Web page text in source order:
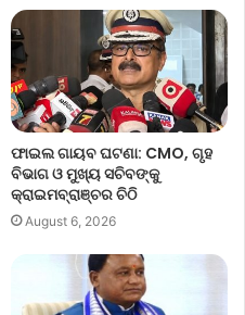
ଫାଇଲ ଗାୟବ ଘଟଣା: CMO, ଗୃହ
ବିଭାଗ ଓ ମୁଖ୍ୟ ସଚିବଙ୍କୁ
କ୍ରାଇମବ୍ରାଞ୍ଚର ଚିଠି
August 6, 2026